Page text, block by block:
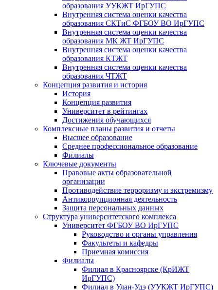
образования УУКЖТ ИрГУПС
Внутренняя система оценки качества
образования СКТиС ФГБОУ ВО ИрГУПС
Внутренняя система оценки качества
образования МК ЖТ ИрГУПС
Внутренняя система оценки качества
образования КТЖТ
Внутренняя система оценки качества
образования ЧТЖТ
Концепция развития и история
История
Концепция развития
Университет в рейтингах
Достижения обучающихся
Комплексные планы развития и отчеты
Высшее образование
Среднее профессиональное образование
Филиалы
Ключевые документы
Правовые акты образовательной
организации
Противодействие терроризму и экстремизму
Антикоррупционная деятельность
Защита персональных данных
Структура университетского комплекса
Университет ФГБОУ ВО ИрГУПС
Руководство и органы управления
Факультеты и кафедры
Приемная комиссия
Филиалы
Филиал в Красноярске (КрИЖТ
ИрГУПС)
Филиал в Улан-Удэ (УУКЖТ ИрГУПС)